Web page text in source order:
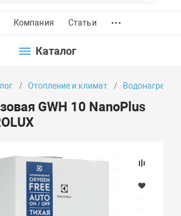
Компания Статьи ...
Каталог
Отопление и климат
GWH 10 NanoPlus